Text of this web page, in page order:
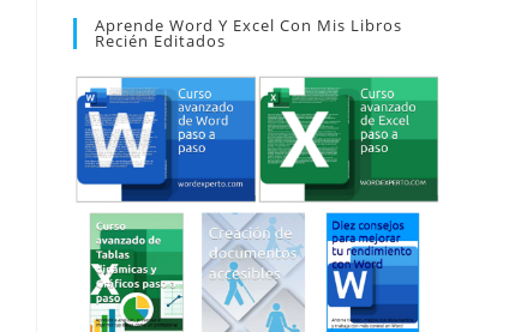
Aprende Word Y Excel Con Mis Libros
Recién Editados